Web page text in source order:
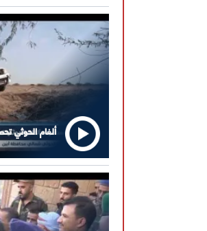
ألغام الحوثي تحصد ٤٥ طفل